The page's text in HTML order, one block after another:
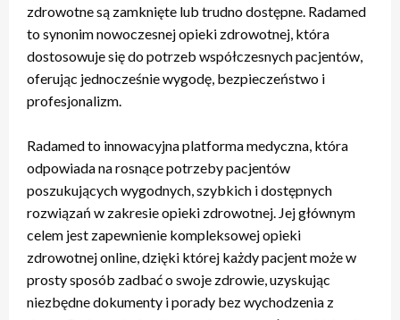
zdrowotne są zamknięte lub trudno dostępne. Radamed
to synonim nowoczesnej opieki zdrowotnej, która
dostosowuje się do potrzeb współczesnych pacjentów,
oferując jednocześnie wygodę, bezpieczeństwo i
profesjonalizm.
Radamed to innowacyjna platforma medyczna, która
odpowiada na rosnące potrzeby pacjentów
poszukujących wygodnych, szybkich i dostępnych
rozwiązań w zakresie opieki zdrowotnej. Jej głównym
celem jest zapewnienie kompleksowej opieki
zdrowotnej online, dzięki której każdy pacjent może w
prosty sposób zadbać o swoje zdrowie, uzyskując
niezbędne dokumenty i porady bez wychodzenia z